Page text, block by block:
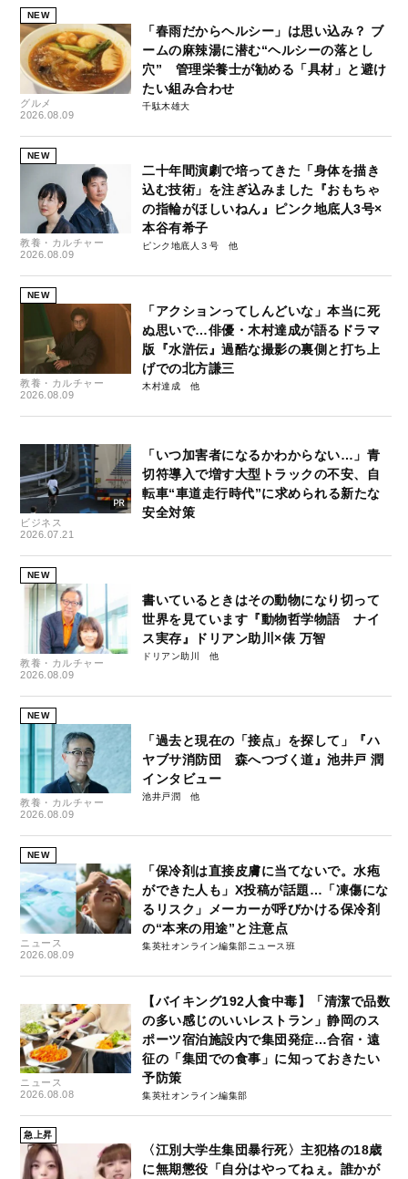
NEW
グルメ
2026.08.09
「春雨だからヘルシー」は思い込み？ ブ
ームの麻辣湯に潜む“ヘルシーの落とし
穴” 管理栄養士が勧める「具材」と避け
たい組み合わせ
千駄木雄大
NEW
教養・カルチャー
2026.08.09
二十年間演劇で培ってきた「身体を描き
込む技術」を注ぎ込みました『おもちゃ
の指輪がほしいねん』ピンク地底人3号×
本谷有希子
ピンク地底人３号
NEW
教養・カルチャー
2026.08.09
「アクションってしんどいな」本当に死
ぬ思いで…俳優・木村達成が語るドラマ
版『水滸伝』過酷な撮影の裏側と打ち上
げでの北方謙三
木村達成
ビジネス
2026.07.21
「いつ加害者になるかわからない…」青
切符導入で増す大型トラックの不安、自
転車“車道走行時代”に求められる新たな
安全対策
NEW
教養・カルチャー
2026.08.09
書いているときはその動物になり切って
世界を見ています『動物哲学物語 ナイ
ス実存』ドリアン助川×俵 万智
ドリアン助川
NEW
教養・カルチャー
2026.08.09
「過去と現在の「接点」を探して」『ハ
ヤブサ消防団 森へつづく道』池井戸 潤
インタビュー
池井戸潤
NEW
ニュース
2026.08.09
「保冷剤は直接皮膚に当てないで。水疱
ができた人も」X投稿が話題…「凍傷にな
るリスク」メーカーが呼びかける保冷剤
の“本来の用途”と注意点
集英社オンライン編集部ニュース班
ニュース
2026.08.08
【バイキング192人食中毒】「清潔で品数
の多い感じのいいレストラン」静岡のス
ポーツ宿泊施設内で集団発症…合宿・遠
征の「集団での食事」に知っておきたい
予防策
集英社オンライン編集部
急上昇
〈江別大学生集団暴行死〉主犯格の18歳
に無期懲役「自分はやってねぇ。誰かが